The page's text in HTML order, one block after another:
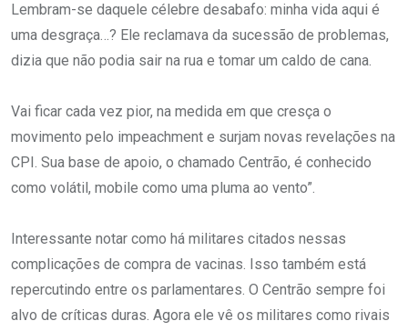
Lembram-se daquele célebre desabafo: minha vida aqui é
uma desgraça…? Ele reclamava da sucessão de problemas,
dizia que não podia sair na rua e tomar um caldo de cana.
Vai ficar cada vez pior, na medida em que cresça o
movimento pelo impeachment e surjam novas revelações na
CPI. Sua base de apoio, o chamado Centrão, é conhecido
como volátil, mobile como uma pluma ao vento”.
Interessante notar como há militares citados nessas
complicações de compra de vacinas. Isso também está
repercutindo entre os parlamentares. O Centrão sempre foi
alvo de críticas duras. Agora ele vê os militares como rivais